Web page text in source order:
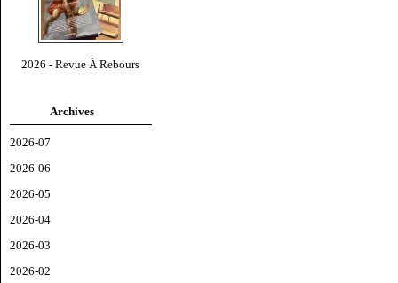
2026 - Revue À Rebours
Archives
2026-07
2026-06
2026-05
2026-04
2026-03
2026-02